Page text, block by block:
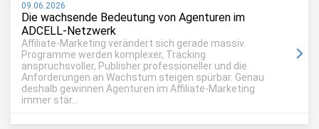
09.06.2026
Die wachsende Bedeutung von Agenturen im
ADCELL-Netzwerk
Affiliate-Marketing verändert sich gerade massiv.
Programme werden komplexer, Tracking
anspruchsvoller, Publisher professioneller und die
Anforderungen an Wachstum steigen spürbar. Genau
deshalb gewinnen Agenturen im Affiliate-Marketing
immer stär...